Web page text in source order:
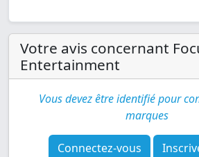
Votre avis concernant
Entertainment
Vous devez être identifié pour
marques
Connectez-vous